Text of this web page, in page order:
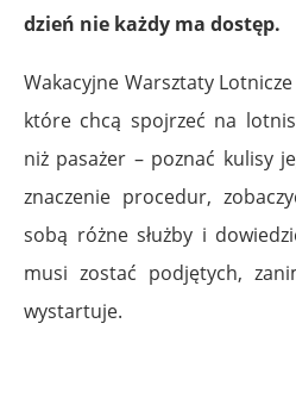
dzień nie każdy ma dostęp.
Wakacyjne Warsztaty
które chcą spojrzeć na
niż pasażer – poznać kulisy
znaczenie procedur,
sobą różne służby i
musi zostać podjętych,
wystartuje.